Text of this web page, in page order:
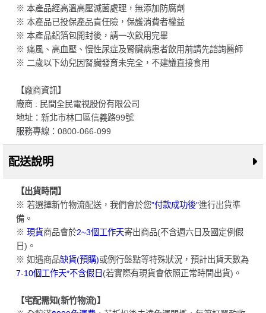
※ 本產品經高溫高壓滅菌處理，無添加防腐劑
※ 本產品已投保產品責任險，保護消費者權益
※ 本產品鋁箔包開封後，請一次飲用完畢
※ 痛風、高血壓、慢性尿症及腎臟病患者飲用前請先諮詢醫師
※ 二歲以下幼兒因腎臟發育未完全，不建議直接食用
【廠商資訊】
廠商 : 民間全民電視股份有限公司
地址：新北市林口區信義路99號
服務專線：0800-066-099
配送說明
【出貨時間】
※ 若選擇新竹物流配送，我們會於您"付款成功後"進行出貨準
備。
※ 現貨商品會於2~3個工作天寄出商品(不含週六日及國定例假
日)。
※ 如遇商品缺貨(預購)或例行盤點等特殊狀況，預計出貨天數為
7-10個工作天*不含假日 (若實際有現貨會依照正常時間出貨)。
【宅配需知(新竹物流)】